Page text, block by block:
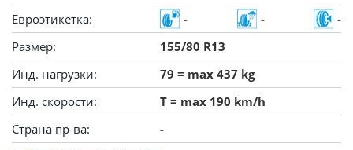
Евроэтикетка:
- -
-
Размер:
155/80 R13
Инд. нагрузки:
79 = max 437 kg
Инд. скорости:
T = max 190 km/h
Страна пр-ва:
-